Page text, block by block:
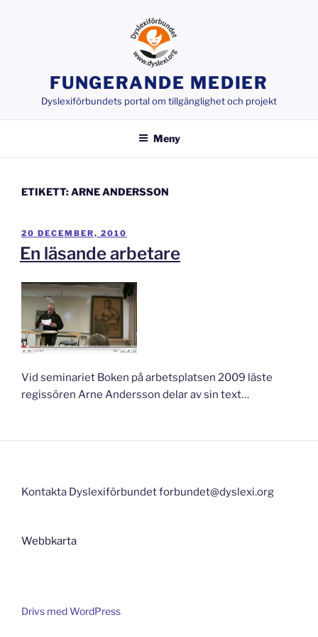
FUNGERANDE MEDIER
Dyslexiförbundets portal om tillgänglighet och projekt
Meny
ETIKETT:ARNE ANDERSSON
PUBLICERAT
20 DECEMBER, 2010
En läsande arbetare
Vid seminariet Boken på arbetsplatsen 2009 läste
regissören Arne Andersson delar av sin text…
Kontakta Dyslexiförbundet forbundet@dyslexi.org
Webbkarta
Drivs med WordPress